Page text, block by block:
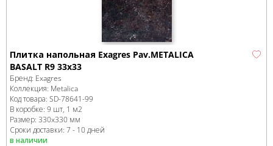
Плитка напольная Exagres Pav.METALICA
BASALT R9 33x33
Бренд: Exagres
Коллекция: Metalica
Код товара: SD-78641-99
В коробке: 9 шт, 1 м2
Размер: 330x330 мм
Сроки доставки: 7 - 10 дней
в наличии